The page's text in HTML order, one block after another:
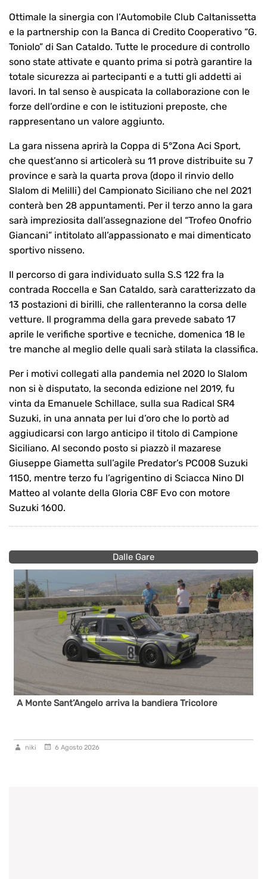
Ottimale la sinergia con l’Automobile Club Caltanissetta
e la partnership con la Banca di Credito Cooperativo “G.
Toniolo” di San Cataldo. Tutte le procedure di controllo
sono state attivate e quanto prima si potrà garantire la
totale sicurezza ai partecipanti e a tutti gli addetti ai
lavori. In tal senso è auspicata la collaborazione con le
forze dell’ordine e con le istituzioni preposte, che
rappresentano un valore aggiunto.
La gara nissena aprirà la Coppa di 5°Zona Aci Sport,
che quest’anno si articolerà su 11 prove distribuite su 7
province e sarà la quarta prova (dopo il rinvio dello
Slalom di Melilli) del Campionato Siciliano che nel 2021
conterà ben 28 appuntamenti. Per il terzo anno la gara
sarà impreziosita dall’assegnazione del “Trofeo Onofrio
Giancani” intitolato all’appassionato e mai dimenticato
sportivo nisseno.
Il percorso di gara individuato sulla S.S 122 fra la
contrada Roccella e San Cataldo, sarà caratterizzato da
13 postazioni di birilli, che rallenteranno la corsa delle
vetture. Il programma della gara prevede sabato 17
aprile le verifiche sportive e tecniche, domenica 18 le
tre manche al meglio delle quali sarà stilata la classifica.
Per i motivi collegati alla pandemia nel 2020 lo Slalom
non si è disputato, la seconda edizione nel 2019, fu
vinta da Emanuele Schillace, sulla sua Radical SR4
Suzuki, in una annata per lui d’oro che lo portò ad
aggiudicarsi con largo anticipo il titolo di Campione
Siciliano. Al secondo posto si piazzò il mazarese
Giuseppe Giametta sull’agile Predator’s PC008 Suzuki
1150, mentre terzo fu l’agrigentino di Sciacca Nino DI
Matteo al volante della Gloria C8F Evo con motore
Suzuki 1600.
Dalle Gare
A Monte Sant’Angelo arriva la bandiera Tricolore
niki 6 Agosto 2026